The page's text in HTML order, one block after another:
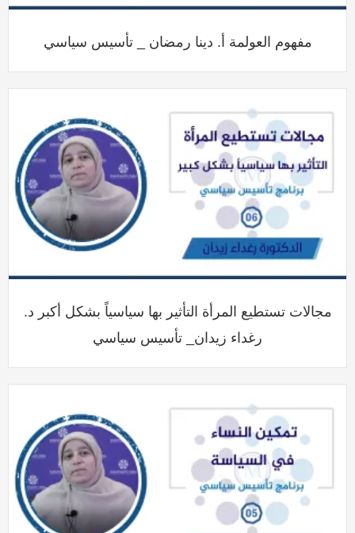
مفهوم العولمة أ. دينا رمضان _ تأسيس سياسي
مجالات تستطيع المرأة التأثير بها سياسياً بشكل أكبر د.
رغداء زيدان_ تأسيس سياسي